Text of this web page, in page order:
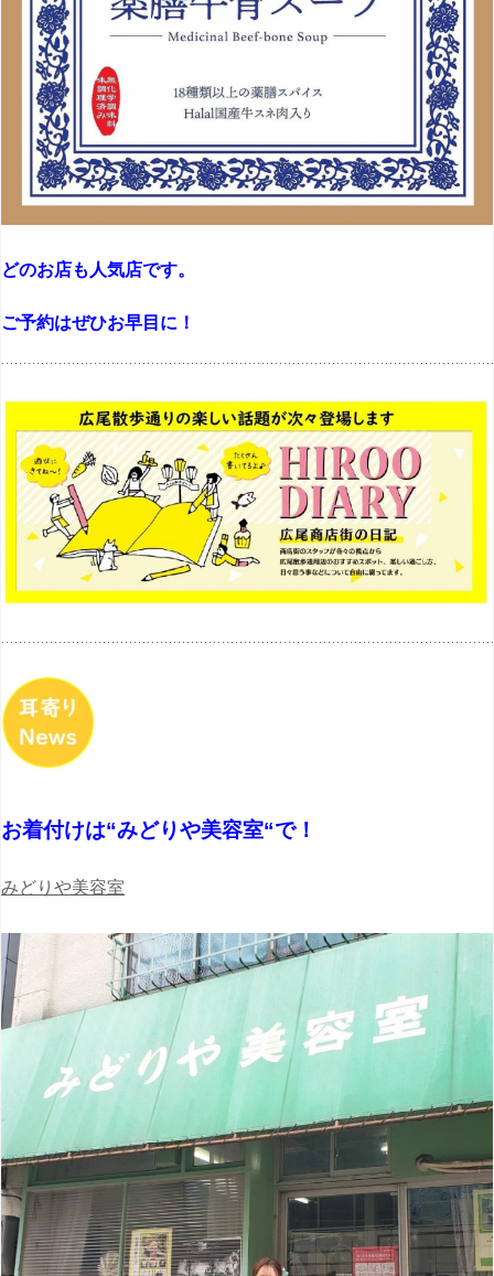
どのお店も人気店です。
ご予約はぜひお早目に！
お着付けは“みどりや美容室“で！
みどりや美容室